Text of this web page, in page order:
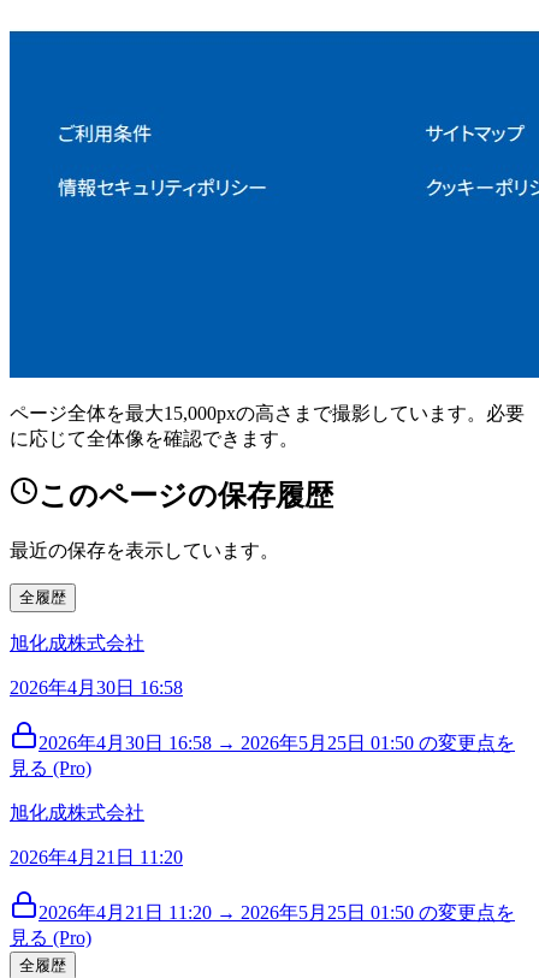
ページ全体を最大15,000pxの高さまで撮影しています。必要
に応じて全体像を確認できます。
このページの保存履歴
最近の保存を表示しています。
全履歴
旭化成株式会社
2026年4月30日 16:58
2026年4月30日 16:58 → 2026年5月25日 01:50 の変更点を
見る (Pro)
旭化成株式会社
2026年4月21日 11:20
2026年4月21日 11:20 → 2026年5月25日 01:50 の変更点を
見る (Pro)
全履歴